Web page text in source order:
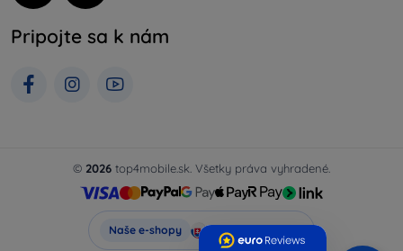
Pripojte sa k nám
© 2026 top4mobile.sk. Všetky práva vyhradené.
Naše e-shopy Top4Mobile.sk